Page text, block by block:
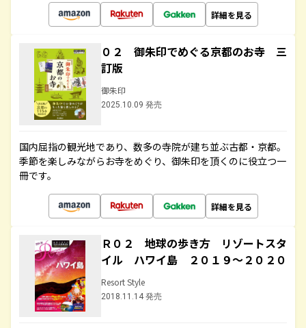
詳細を見る
０２ 御朱印でめぐる京都のお寺 三
訂版
御朱印
2025.10.09 発売
国内屈指の観光地であり、数多の寺院が建ち並ぶ古都・京都。
季節を楽しみながらお寺をめぐり、御朱印を頂くのに役立つ一
冊です。
詳細を見る
Ｒ０２ 地球の歩き方 リゾートスタ
イル ハワイ島 ２０１９～２０２０
Resort Style
2018.11.14 発売